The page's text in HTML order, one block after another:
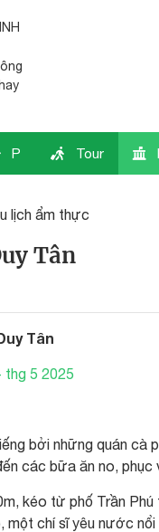
P Tour
lịch ẩm thực
Tân
Tân
thg 5 2025
bởi những quán
các bữa ăn no,
kéo từ phố Trần
một chí sĩ yêu nước